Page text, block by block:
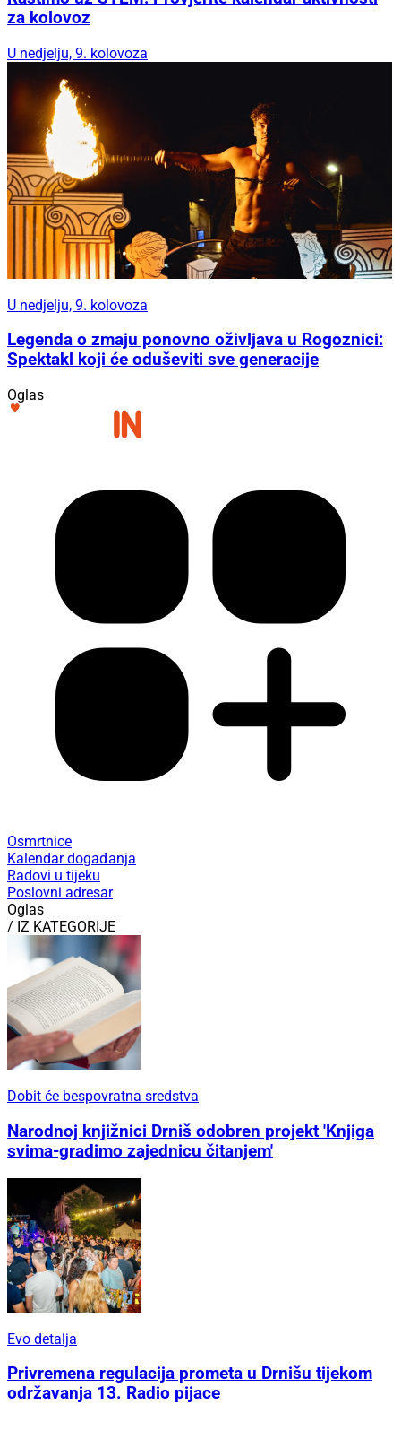
za kolovoz
U nedjelju, 9. kolovoza
U nedjelju, 9. kolovoza
Legenda o zmaju ponovno oživljava u Rogoznici:
Spektakl koji će oduševiti sve generacije
Oglas
Osmrtnice
Kalendar događanja
Radovi u tijeku
Poslovni adresar
Oglas
/ IZ KATEGORIJE
Dobit će bespovratna sredstva
Narodnoj knjižnici Drniš odobren projekt 'Knjiga
svima-gradimo zajednicu čitanjem'
Evo detalja
Privremena regulacija prometa u Drnišu tijekom
održavanja 13. Radio pijace